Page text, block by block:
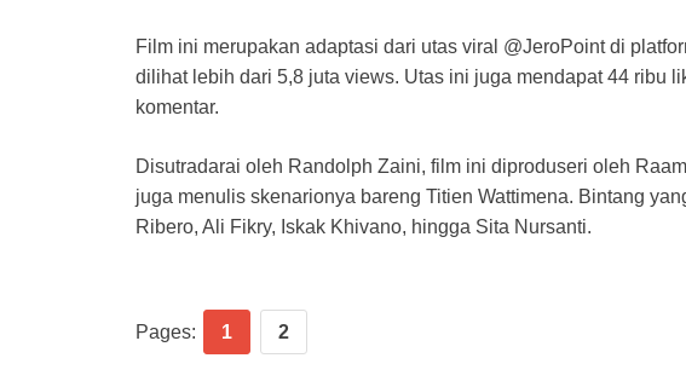
Film ini merupakan adaptasi dari utas viral @JeroPoint di
dilihat lebih dari 5,8 juta views. Utas ini juga mendapat 44 ribu
komentar.
Disutradarai oleh Randolph Zaini, film ini diproduseri oleh
juga menulis skenarionya bareng Titien Wattimena. Bintang
Ribero, Ali Fikry, Iskak Khivano, hingga Sita Nursanti.
Pages: 1 2